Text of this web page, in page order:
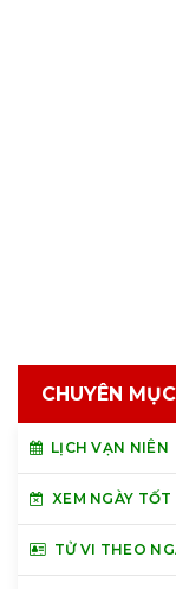
CHUYÊN
LỊCH VẠN NIÊN
XEM NGÀY
TỬ VI THEO